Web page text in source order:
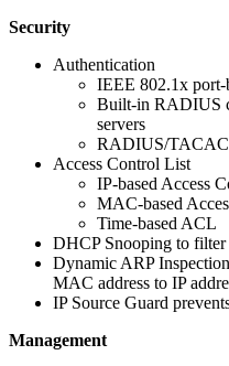
Security
Authentication
IEEE 802.1x port-
Built-in RADIUS
servers
RADIUS/
Access Control List
IP-based Access
MAC-based
Time-based ACL
DHCP Snooping to filter
Dynamic ARP
MAC address to IP
IP Source Guard
Management